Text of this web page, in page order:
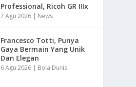
Professional, Ricoh GR IIIx
7 Agu 2026 | News
Francesco Totti, Punya
Gaya Bermain Yang Unik
Dan Elegan
6 Agu 2026 | Bola Dunia